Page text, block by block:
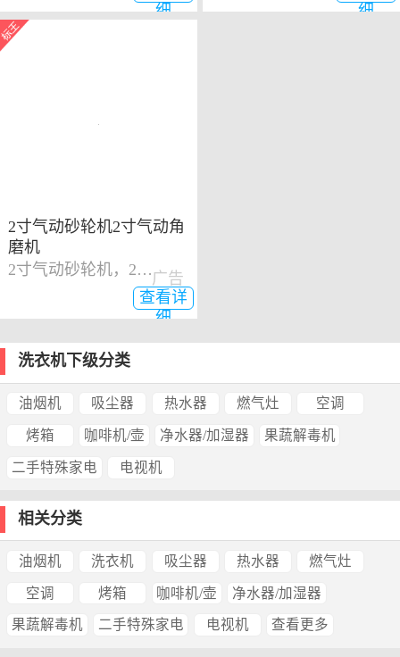
细
细
2寸气动砂轮机2寸气动角
磨机
2寸气动砂轮机，2寸气动角磨机
查看详
细
广告
洗衣机下级分类
油烟机 吸尘器 热水器 燃气灶 空调
烤箱 咖啡机/壶 净水器/加湿器 果蔬解毒机
二手特殊家电 电视机
相关分类
油烟机 洗衣机 吸尘器 热水器 燃气灶
空调 烤箱 咖啡机/壶 净水器/加湿器
果蔬解毒机 二手特殊家电 电视机 查看更多